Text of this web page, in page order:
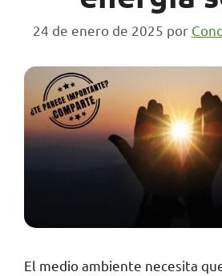
24 de enero de 2025 por
El medio ambiente necesita